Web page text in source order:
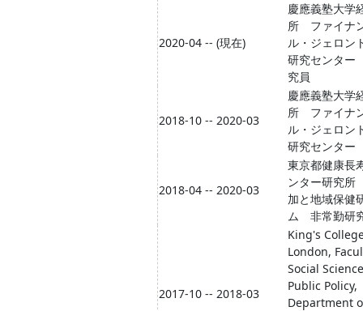
2020-04 -- (現在)
慶應義塾大学
所 ファイナ
ル・ジェロン
研究センタ
究員
2018-10 -- 2020-03
慶應義塾大学
所 ファイナ
ル・ジェロン
研究センタ
2018-04 -- 2020-03
東京都健康長
ンター研究
加と地域保健
ム 非常勤研
2017-10 -- 2018-03
King's
London,
Social
Public Policy,
Department